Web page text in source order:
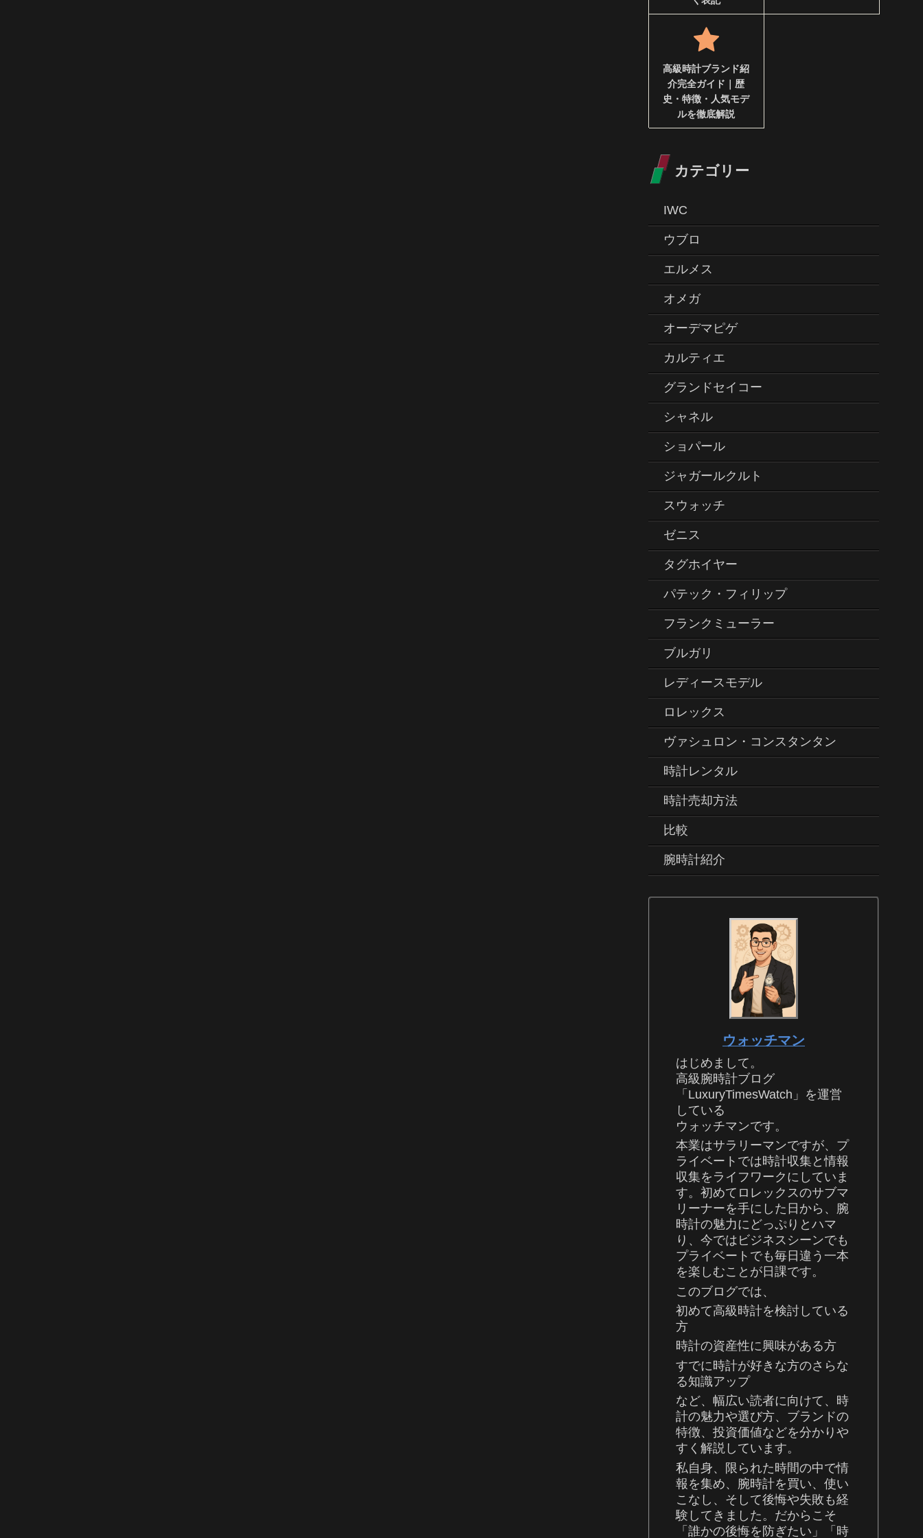
高級時計ブランド紹
介完全ガイド｜歴
史・特徴・人気モデ
ルを徹底解説
カテゴリー
IWC
ウブロ
エルメス
オメガ
オーデマピゲ
カルティエ
グランドセイコー
シャネル
ショパール
ジャガールクルト
スウォッチ
ゼニス
タグホイヤー
パテック・フィリップ
フランクミューラー
ブルガリ
レディースモデル
ロレックス
ヴァシュロン・コンスタンタン
時計レンタル
時計売却方法
比較
腕時計紹介
ウォッチマン
はじめまして。
高級腕時計ブログ
「LuxuryTimesWatch」を運営
している
ウォッチマンです。
本業はサラリーマンですが、プ
ライベートでは時計収集と情報
収集をライフワークにしていま
す。初めてロレックスのサブマ
リーナーを手にした日から、腕
時計の魅力にどっぷりとハマ
り、今ではビジネスシーンでも
プライベートでも毎日違う一本
を楽しむことが日課です。
このブログでは、
初めて高級時計を検討している
方
時計の資産性に興味がある方
すでに時計が好きな方のさらな
る知識アップ
など、幅広い読者に向けて、時
計の魅力や選び方、ブランドの
特徴、投資価値などを分かりや
すく解説しています。
私自身、限られた時間の中で情
報を集め、腕時計を買い、使い
こなし、そして後悔や失敗も経
験してきました。だからこそ
「誰かの後悔を防ぎたい」「時